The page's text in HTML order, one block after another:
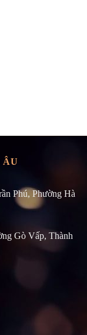
ÂU
Phú, Phường Hà
Gò Vấp, Thành